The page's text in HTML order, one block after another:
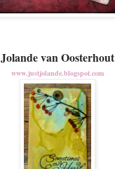
Jolande van Oosterhout
www.justjolande.blogspot.com